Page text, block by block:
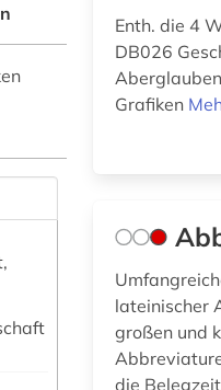
Enth. die 4
DB026
Grafiken
lateinischer
großen und
die